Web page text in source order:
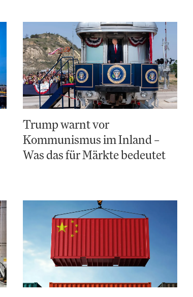
Trump warnt vor
Kommunismus im Inland –
Was das für Märkte bedeutet